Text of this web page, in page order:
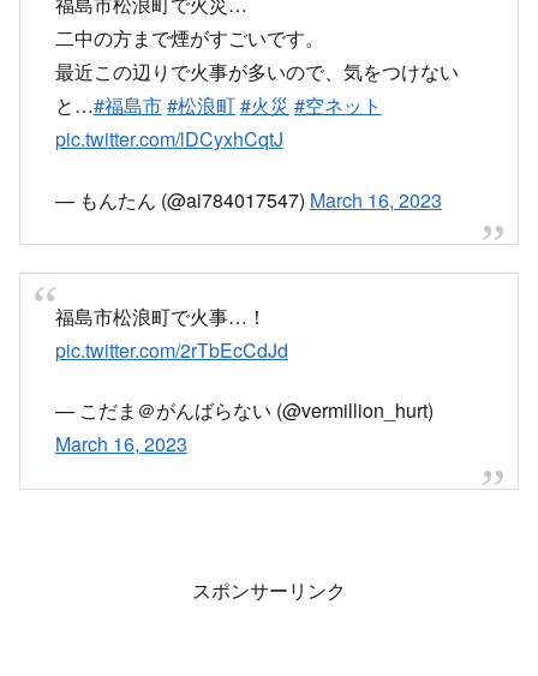
二中の方まで煙がすごいです。
最近この辺りで火事が多いので、気をつけない
と…#福島市#松浪町#火災 #空ネット
pic.twitter.com/lDCyxhCqtJ
— もんたん (@ai784017547) March 16, 2023
福島市松浪町で火事…！
pic.twitter.com/2rTbEcCdJd
— こだま＠がんばらない (@vermillion_hurt)
March 16, 2023
スポンサーリンク